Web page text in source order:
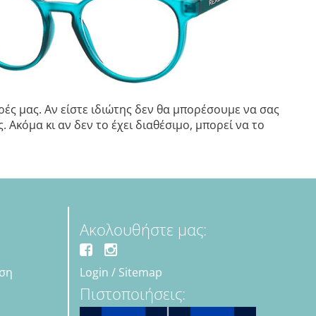
μας. Αν είστε ιδιώτης δεν θα μπορέσουμε να σας
κι αν δεν το έχει διαθέσιμο, μπορεί να το
Ακολουθήστε μας:
Login / Sitemap
Πιστοποιήσεις: